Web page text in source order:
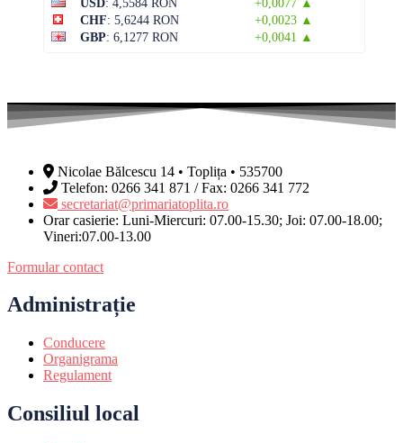
USD: 4,5584 RON
+0,0077 ▲
CHF: 5,6244 RON
+0,0023 ▲
GBP: 6,1277 RON +0,0041 ▲
Nicolae Bălcescu 14 • Toplița • 535700
Telefon: 0266 341 871 / Fax: 0266 341 772
secretariat@primariatoplita.ro
Orar casierie: Luni-Miercuri: 07.00-15.30; Joi: 07.00-18.00;
Vineri:07.00-13.00
Formular contact
Administrație
Conducere
Organigrama
Regulament
Consiliul local